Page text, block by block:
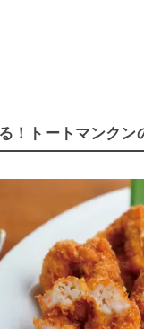
！トートマンクン